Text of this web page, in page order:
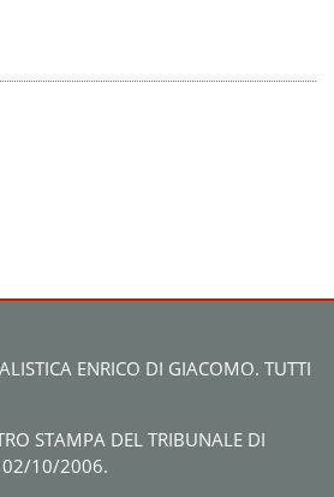
ENRICO DI GIACOMO. TUTTI
STAMPA DEL TRIBUNALE DI
02/10/2006.